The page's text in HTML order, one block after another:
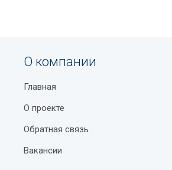
О компании
Главная
О проекте
Обратная связь
Вакансии